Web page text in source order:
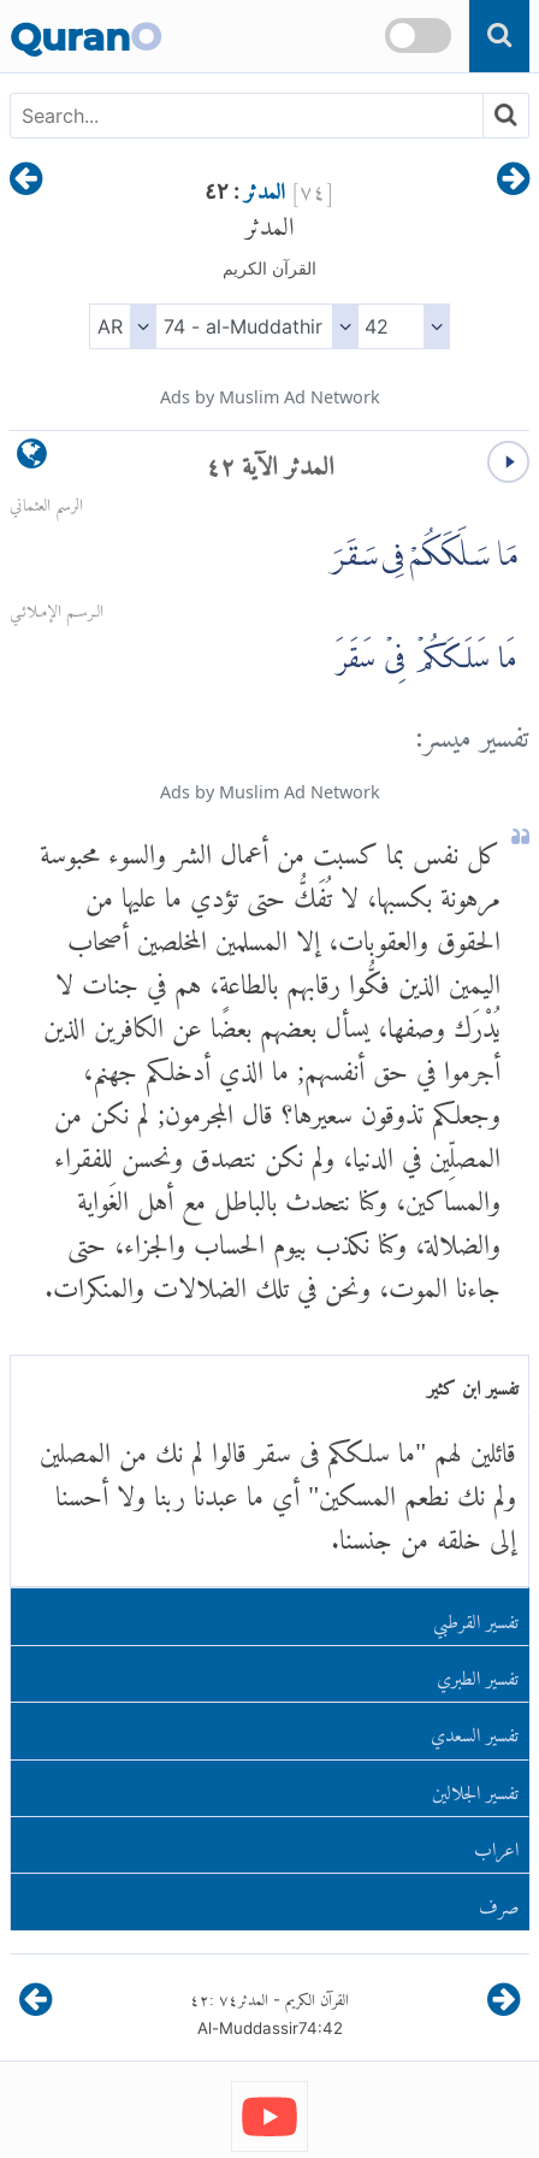
Skip to main content
QuranO
[٧٤]المدثر : ٤٢ المدثر
القرآن الكريم
Ads by Muslim Ad Network
المدثر الآية ٤٢
الرسم العثماني
مَا سَلَكَكُمْ فِى سَقَرَ
الـرسـم الإمـلائـي
مَا سَلَـكَكُمۡ فِىۡ سَقَرَ
تفسير ميسر:
Ads by Muslim Ad Network
كل نفس بما كسبت من أعمال الشر والسوء محبوسة
مرهونة بكسبها، لا تُفَكُّ حتى تؤدي ما عليها من
الحقوق والعقوبات، إلا المسلمين المخلصين أصحاب
اليمين الذين فكُّوا رقابهم بالطاعة، هم في جنات لا
يُدْرَك وصفها، يسأل بعضهم بعضًا عن الكافرين الذين
أجرموا في حق أنفسهم; ما الذي أدخلكم جهنم،
وجعلكم تذوقون سعيرها؟ قال المجرمون; لم نكن من
المصلِّين في الدنيا، ولم نكن نتصدق ونحسن للفقراء
والمساكين، وكنا نتحدث بالباطل مع أهل الغَواية
والضلالة، وكنا نكذب بيوم الحساب والجزاء، حتى
جاءنا الموت، ونحن في تلك الضلالات والمنكرات.
تفسير ابن كثير
قائلين لهم "ما سلككم فى سقر قالوا لم نك من المصلين
ولم نك نطعم المسكين" أي ما عبدنا ربنا ولا أحسنا
إلى خلقه من جنسنا.
تفسير القرطبي
تفسير الطبري
تفسير السعدي
تفسير الجلالين
اعراب
صرف
القرآن الكريم - المدثر٧٤:٤٢
Al-Muddassir74:42